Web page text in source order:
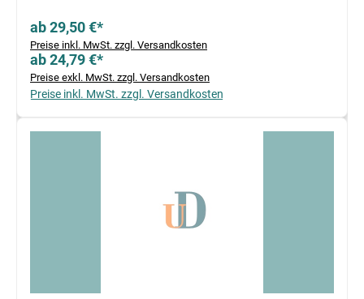
ab 29,50 €*
Preise inkl. MwSt. zzgl. Versandkosten
ab 24,79 €*
Preise exkl. MwSt. zzgl. Versandkosten
Preise inkl. MwSt. zzgl. Versandkosten